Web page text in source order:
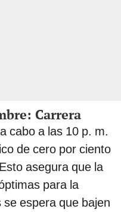
Carrera
cabo a las 10 p. m.
de cero por ciento
asegura que la
para la
espera que bajen